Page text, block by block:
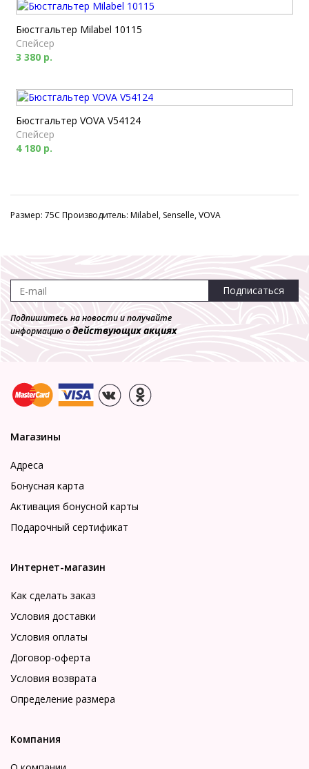
Бюстгальтер Milabel 10115
Спейсер
3 380 р.
Бюстгальтер VOVA V54124
Спейсер
4 180 р.
Размер: 75C Производитель: Milabel, Senselle, VOVA
Подписаться
Подпишитесь на новости и получайте
информацию одействующих акциях
Магазины
Адреса
Бонусная карта
Активация бонусной карты
Подарочный сертификат
Интернет-магазин
Как сделать заказ
Условия доставки
Условия оплаты
Договор-оферта
Условия возврата
Определение размера
Компания